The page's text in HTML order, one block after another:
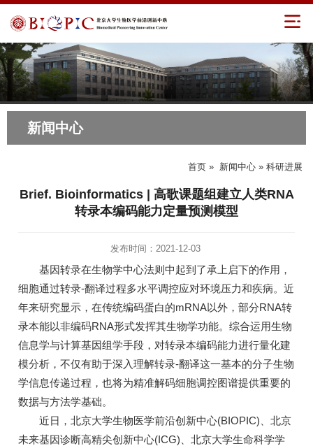
新闻中心
首页 » 新闻中心 » 科研进展
Brief. Bioinformatics | 高歌课题组建立人类RNA
转录本编码能力定量预测模型
发布时间：2021-12-03
基因转录在生物学中心法则中起到了承上启下的作用，
细胞通过转录-翻译过程多水平调控应对环境压力和疾病。近
年来研究显示，在传统编码蛋白的mRNA以外，部分RNA转
录本能以非编码RNA形式发挥其生物学功能。综合运用生物
信息学与计算基因组学手段，对转录本编码能力进行量化建
模分析，不仅有助于深入理解转录-翻译这一基本的分子生物
学信息传递过程，也将为精准解码细胞调控图谱提供重要的
数据与方法学基础。
近日，北京大学生物医学前沿创新中心(BIOPIC)、北京
未来基因诊断高精尖创新中心(ICG)、北京大学生命科学学